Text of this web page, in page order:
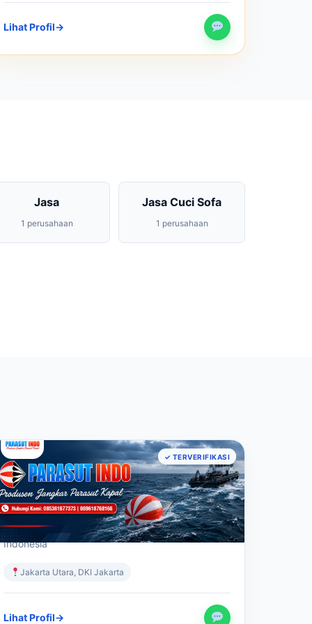
Lihat Profil→
Jasa
1 perusahaan
Jasa Cuci Sofa
1 perusahaan
✓ TERVERIFIKASI
INDUSTRI MARITIM
Parasut Indo – Produsen Jangkar
Parasut Kapal Terpercaya di
Indonesia
Produsen Jangkar Parasut Kapal Terpercaya di
Indonesia
Jakarta Utara, DKI Jakarta
Lihat Profil→